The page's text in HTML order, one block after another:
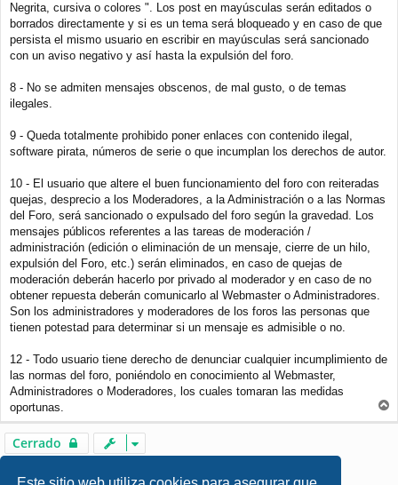
Negrita, cursiva o colores ". Los post en mayúsculas serán editados o
borrados directamente y si es un tema será bloqueado y en caso de que
persista el mismo usuario en escribir en mayúsculas será sancionado
con un aviso negativo y así hasta la expulsión del foro.
8 - No se admiten mensajes obscenos, de mal gusto, o de temas
ilegales.
9 - Queda totalmente prohibido poner enlaces con contenido ilegal,
software pirata, números de serie o que incumplan los derechos de autor.
10 - El usuario que altere el buen funcionamiento del foro con reiteradas
quejas, desprecio a los Moderadores, a la Administración o a las Normas
del Foro, será sancionado o expulsado del foro según la gravedad. Los
mensajes públicos referentes a las tareas de moderación /
administración (edición o eliminación de un mensaje, cierre de un hilo,
expulsión del Foro, etc.) serán eliminados, en caso de quejas de
moderación deberán hacerlo por privado al moderador y en caso de no
obtener repuesta deberán comunicarlo al Webmaster o Administradores.
Son los administradores y moderadores de los foros las personas que
tienen potestad para determinar si un mensaje es admisible o no.
12 - Todo usuario tiene derecho de denunciar cualquier incumplimiento de
las normas del foro, poniéndolo en conocimiento al Webmaster,
Administradores o Moderadores, los cuales tomaran las medidas
oportunas.
r
Cerrado